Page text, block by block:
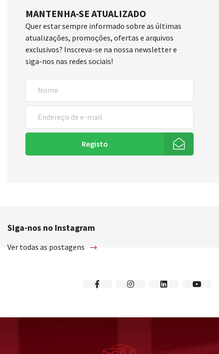
MANTENHA-SE ATUALIZADO
Quer estar sempre informado sobre as últimas
atualizações, promoções, ofertas e arquivos
exclusivos? Inscreva-se na nossa newsletter e
siga-nos nas redes sociais!
Registo
Siga-nos no Instagram
Ver todas as postagens